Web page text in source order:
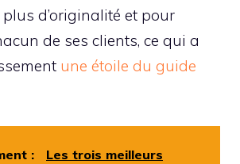
d’originalité et pour
de ses clients, ce qui a
une étoile du guide
:
Les trois meilleurs